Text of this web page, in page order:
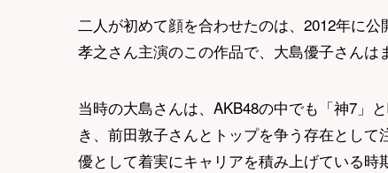
二人が初めて顔を合わせたのは、2012年に
孝之さん主演のこの作品で、大島優子さんは
当時の大島さんは、AKB48の中でも「神7」
き、前田敦子さんとトップを争う存在とし
優として着実にキャリアを積み上げている時